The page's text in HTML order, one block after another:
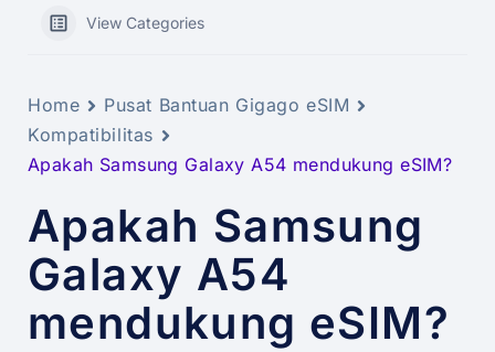
View Categories
Home
Pusat Bantuan Gigago eSIM
Kompatibilitas
Apakah Samsung Galaxy A54 mendukung eSIM?
Apakah Samsung
Galaxy A54
mendukung eSIM?